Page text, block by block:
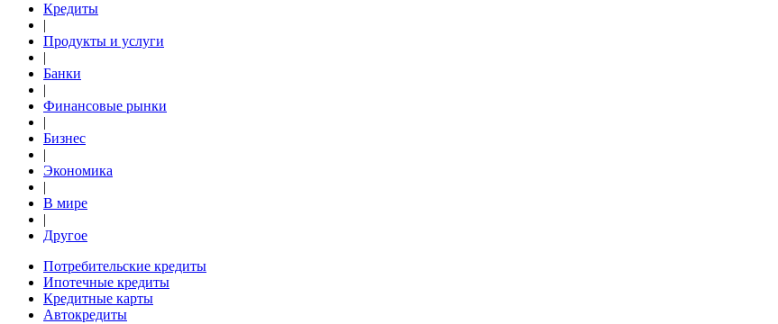
Кредиты
|
Продукты и услуги
|
Банки
|
Финансовые рынки
|
Бизнес
|
Экономика
|
В мире
|
Другое
Потребительские кредиты
Ипотечные кредиты
Кредитные карты
Автокредиты